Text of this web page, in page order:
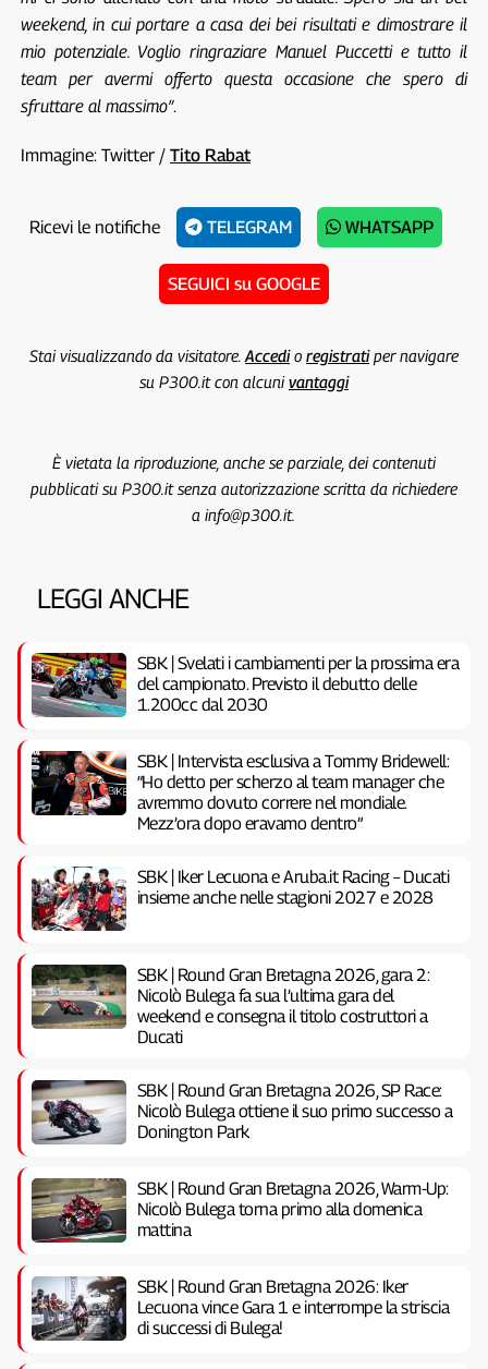
weekend, in cui portare a casa dei bei risultati e dimostrare il
mio potenziale. Voglio ringraziare Manuel Puccetti e tutto il
team per avermi offerto questa occasione che spero di
sfruttare al massimo”.
Immagine: Twitter / Tito Rabat
Ricevi le notifiche TELEGRAM WHATSAPP
SEGUICI su GOOGLE
Stai visualizzando da visitatore. Accedio registratiper navigare
su P300.it con alcunivantaggi
È vietata la riproduzione, anche se parziale, dei contenuti
pubblicati su P300.it senza autorizzazione scritta da richiedere
a info@p300.it.
LEGGI ANCHE
SBK | Svelati i cambiamenti per la prossima era
del campionato. Previsto il debutto delle
1.200cc dal 2030
SBK | Intervista esclusiva a Tommy Bridewell:
“Ho detto per scherzo al team manager che
avremmo dovuto correre nel mondiale.
Mezz’ora dopo eravamo dentro”
SBK | Iker Lecuona e Aruba.it Racing – Ducati
insieme anche nelle stagioni 2027 e 2028
SBK | Round Gran Bretagna 2026, gara 2:
Nicolò Bulega fa sua l’ultima gara del
weekend e consegna il titolo costruttori a
Ducati
SBK | Round Gran Bretagna 2026, SP Race:
Nicolò Bulega ottiene il suo primo successo a
Donington Park
SBK | Round Gran Bretagna 2026, Warm-Up:
Nicolò Bulega torna primo alla domenica
mattina
SBK | Round Gran Bretagna 2026: Iker
Lecuona vince Gara 1 e interrompe la striscia
di successi di Bulega!